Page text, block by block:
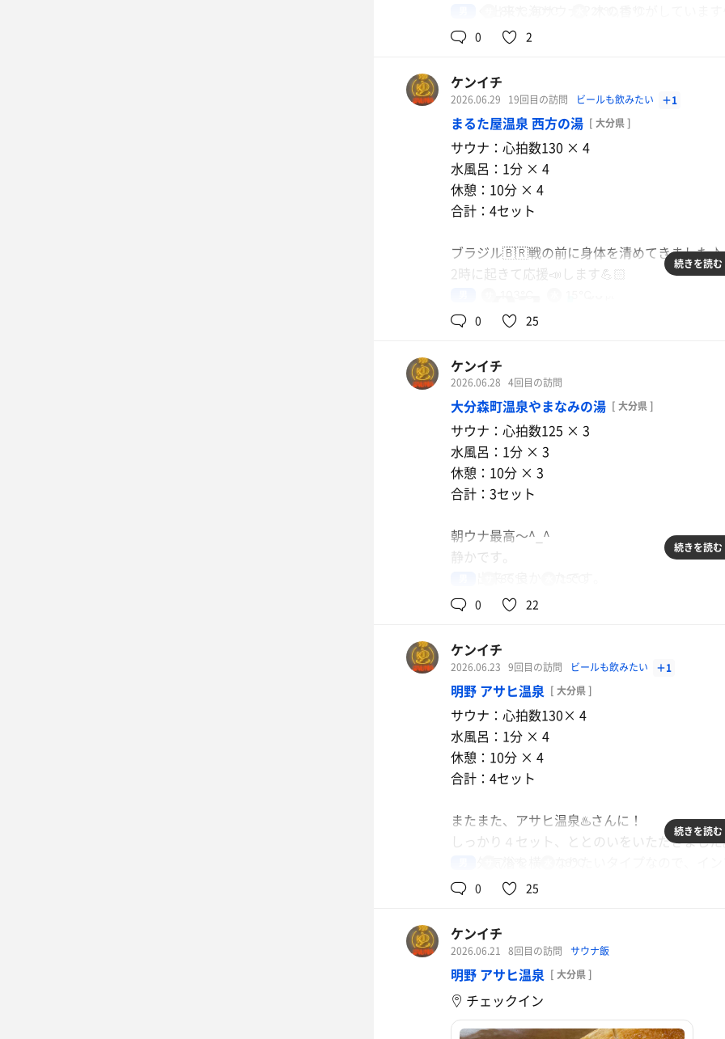
からあげ定食
イオンウォーター
気持ち良く入れました🤓
ただ海サウナから20階の水風呂まで階段を降
で登らないといけないので、ととのい動線は
屋上階の炭酸泉の水温を水風呂並み（15℃）
☺️
まぁサウナ室の人数が分散されて待ち時間や
居酒屋料理
0 2
ケンイチ
2026.06.29 19回目の訪問 ビールも飲みたい ＋1
まるた屋温泉 西方の湯 [ 大分県 ]
サウナ：心拍数130 × 4
水風呂：1分 × 4
休憩：10分 × 4
合計：4セット
ブラジル🇧🇷戦の前に身体を清めてきました♪
2時に起きて応援📣します💪🏻
ぶっかけうどん 天ぷら達
うどん旨し！
帰ってビール🍺
ポカリスウェット
続きを読む
0 25
ケンイチ
2026.06.28 4回目の訪問
大分森町温泉やまなみの湯 [ 大分県 ]
サウナ：心拍数125 × 3
水風呂：1分 × 3
休憩：10分 × 3
合計：3セット
朝ウナ最高〜^_^
静かです。
また朝ウナしよう😊
続きを読む
0 22
ケンイチ
2026.06.23 9回目の訪問 ビールも飲みたい ＋1
明野 アサヒ温泉 [ 大分県 ]
サウナ：心拍数130× 4
水風呂：1分 × 4
休憩：10分 × 4
合計：4セット
またまた、アサヒ温泉♨️さんに！
しっかり４セット、ととのいをいただきまし
けどなぁ🤭
続きを読む
0 25
ケンイチ
2026.06.21 8回目の訪問 サウナ飯
明野 アサヒ温泉 [ 大分県 ]
チェックイン